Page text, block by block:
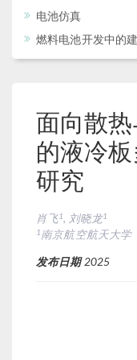
电池仿真
燃料电池开发中的
面向散
的液冷
研究
肖飞1, 刘晓龙1
1南京航空航天大学
发布日期2025